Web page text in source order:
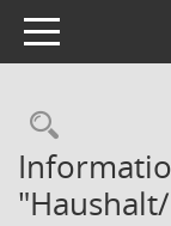
Toggle navigation